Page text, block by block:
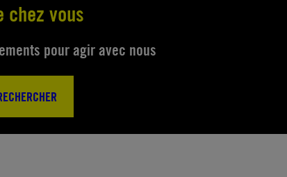
chez vous
pour agir avec nous